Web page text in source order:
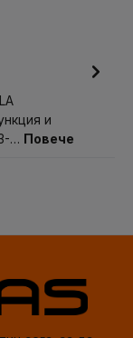
и
… Повече